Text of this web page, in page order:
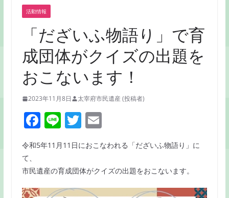
活動情報
「だざいふ物語り」で育
成団体がクイズの出題を
おこないます！
2023年11月8日 太宰府市民遺産 (投稿者)
F
a
c
e
b
Li
n
e
T
itt
er
E
m
ai
l
令和5年11月11日におこなわれる「だざいふ物語り」に
て、
市民遺産の育成団体がクイズの出題をおこないます。